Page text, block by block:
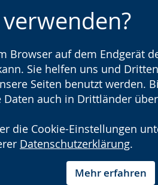
Browser auf dem Endgerät
Sie helfen uns und
Seiten benutzt werden.
Daten auch in Drittländer
die Cookie-Einstellungen
Datenschutzerklärung.
Mehr erfahren